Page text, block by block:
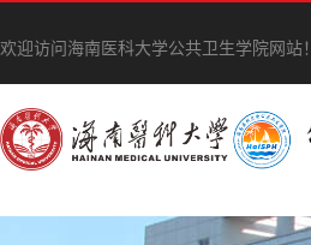
欢迎访问海南医科大学公共卫生学院网站！